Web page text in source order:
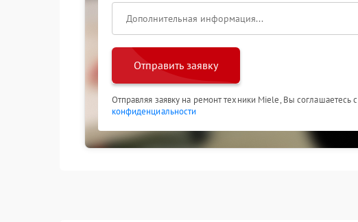
Отправить заявку
Отправляя заявку на ремонт техники Miele, Вы соглашаетесь с
конфиденциальности